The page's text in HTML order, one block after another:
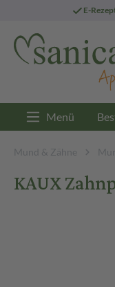
E-
Menü
Mund & Zähne
KAUX